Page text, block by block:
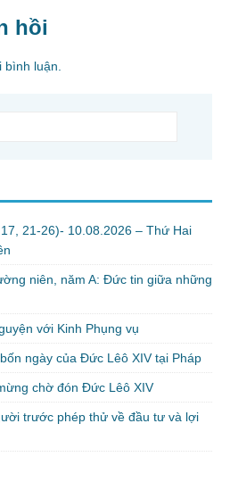
hồi
bình luận.
21-26)- 10.08.2026 – Thứ Hai
niên, năm A: Đức tin giữa những
với Kinh Phụng vụ
ngày của Đức Lêô XIV tại Pháp
chờ đón Đức Lêô XIV
trước phép thử về đầu tư và lợi